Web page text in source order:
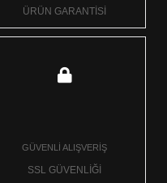
ÜRÜN GARANTİSİ
GÜVENLİ ALIŞVERİŞ
SSL GÜVENLİĞİ